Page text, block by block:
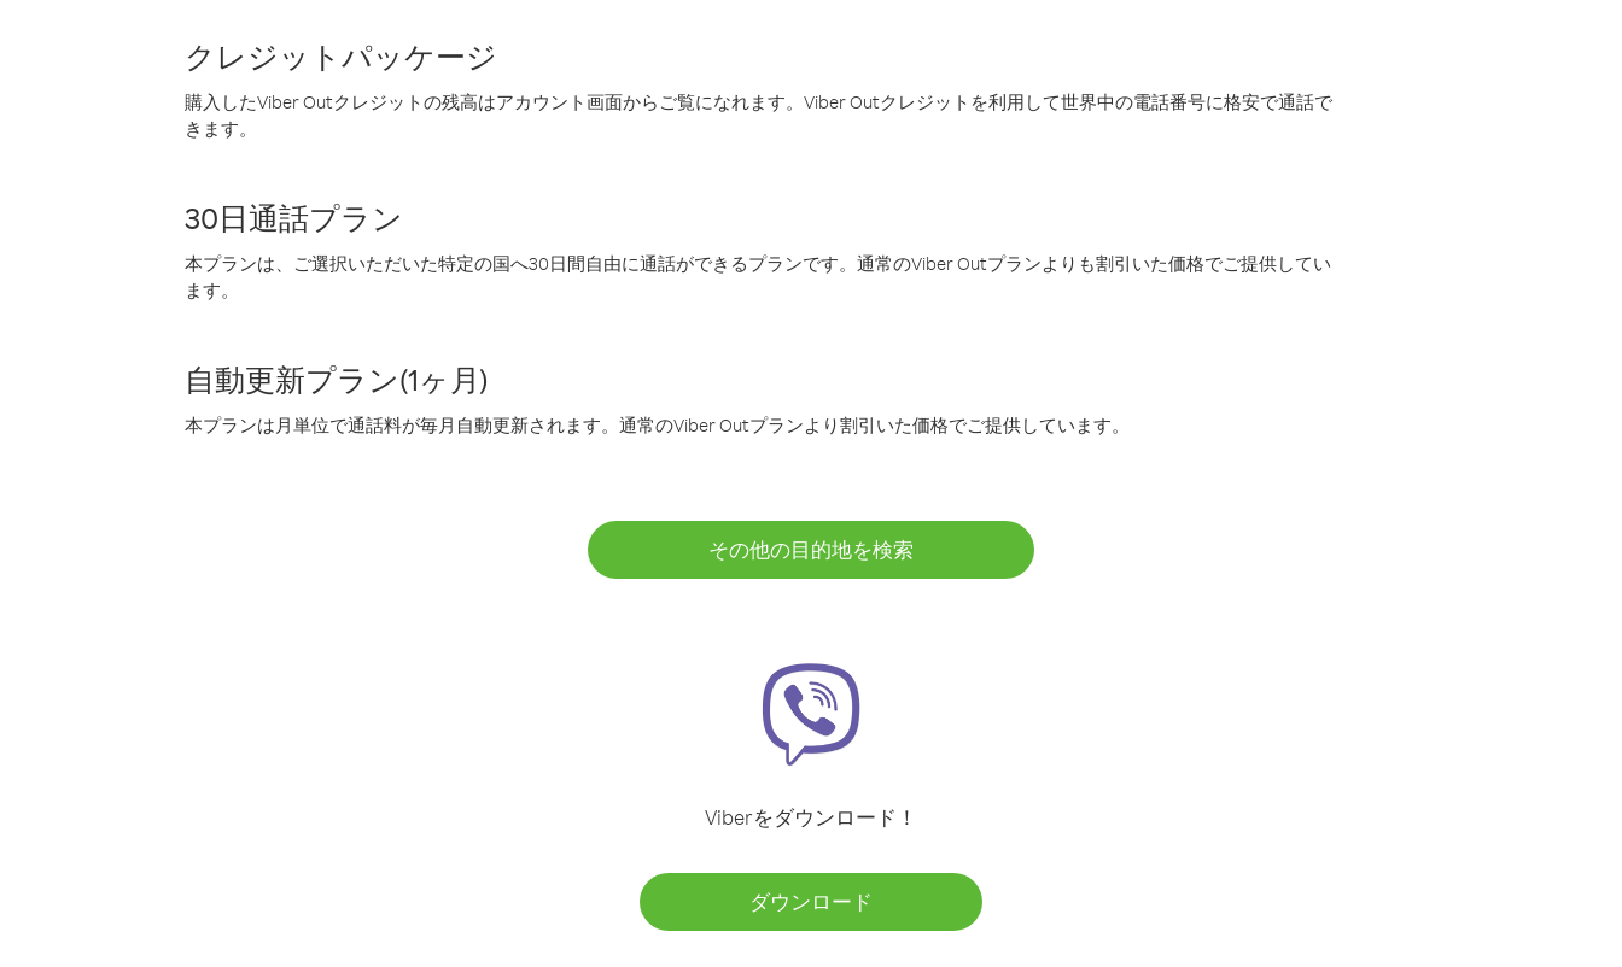
クレジットパッケージ
購入したViber Outクレジットの残高はアカウント画面からご覧になれます。Viber Outクレジットを利用して世界中の電話番号に格安で通話で
きます。
30日通話プラン
本プランは、ご選択いただいた特定の国へ30日間自由に通話ができるプランです。通常のViber Outプランよりも割引いた価格でご提供してい
ます。
自動更新プラン(1ヶ月)
本プランは月単位で通話料が毎月自動更新されます。通常のViber Outプランより割引いた価格でご提供しています。
その他の目的地を検索
Viberをダウンロード！
ダウンロード